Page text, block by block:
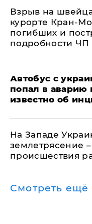
Взрыв на
курорте Кран-
погибших и
подробности ЧП
Автобус с
попал в аварию
известно об
На Западе
землетрясение
происшествия
Смотреть ещё